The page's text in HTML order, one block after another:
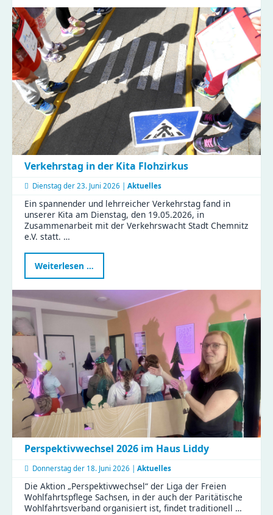
Familien
feiern
Muttertag
mit
Tiergeschichten
und
Bastelspaß
Verkehrstag in der Kita Flohzirkus
Dienstag der 23. Juni 2026 | Aktuelles
Ein spannender und lehrreicher Verkehrstag fand in
unserer Kita am Dienstag, den 19.05.2026, in
Zusammenarbeit mit der Verkehrswacht Stadt Chemnitz
e.V. statt. …
Weiterlesen …
in
der
Kita
Flohzirkus
Perspektivwechsel 2026 im Haus Liddy
Donnerstag der 18. Juni 2026 | Aktuelles
Die Aktion „Perspektivwechsel“ der Liga der Freien
Wohlfahrtspflege Sachsen, in der auch der Paritätische
Wohlfahrtsverband organisiert ist, findet traditionell …